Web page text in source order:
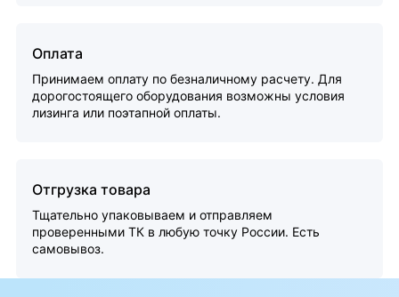
Оплата
Принимаем оплату по безналичному расчету. Для
дорогостоящего оборудования возможны условия
лизинга или поэтапной оплаты.
Отгрузка товара
Тщательно упаковываем и отправляем
проверенными ТК в любую точку России. Есть
самовывоз.